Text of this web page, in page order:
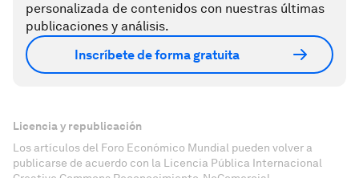
personalizada de contenidos con nuestras últimas
publicaciones y análisis.
Inscríbete de forma gratuita
Licencia y republicación
Los artículos del Foro Económico Mundial pueden volver a
publicarse de acuerdo con la Licencia Pública Internacional